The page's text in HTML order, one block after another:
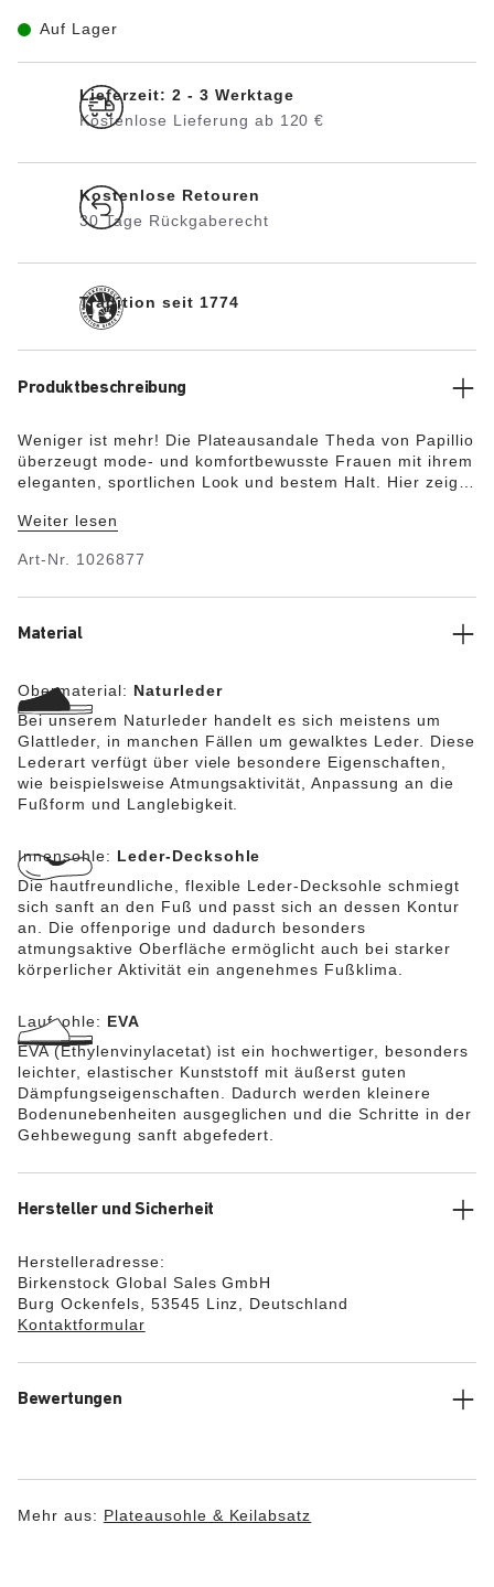
Auf Lager
Lieferzeit: 2 - 3 Werktage
Kostenlose Lieferung ab 120 €
Kostenlose Retouren
30 Tage Rückgaberecht
Tradition seit 1774
Produktbeschreibung
Weniger ist mehr! Die Plateausandale Theda von Papillio
überzeugt mode- und komfortbewusste Frauen mit ihrem
eleganten, sportlichen Look und bestem Halt. Hier zeigt
hochwertigen Version. Das Exquisit-Fußbett ist komplett
außergewöhnlich hohen Tragekomfort. Das Obermaterial
Weiter lesen
Art-Nr. 1026877
Material
Obermaterial: Naturleder
Bei unserem Naturleder handelt es sich meistens um
Glattleder, in manchen Fällen um gewalktes Leder. Diese
Lederart verfügt über viele besondere Eigenschaften,
wie beispielsweise Atmungsaktivität, Anpassung an die
Fußform und Langlebigkeit.
Innensohle: Leder-Decksohle
Die hautfreundliche, flexible Leder-Decksohle schmiegt
sich sanft an den Fuß und passt sich an dessen Kontur
an. Die offenporige und dadurch besonders
atmungsaktive Oberfläche ermöglicht auch bei starker
körperlicher Aktivität ein angenehmes Fußklima.
Laufsohle: EVA
EVA (Ethylenvinylacetat) ist ein hochwertiger, besonders
leichter, elastischer Kunststoff mit äußerst guten
Dämpfungseigenschaften. Dadurch werden kleinere
Bodenunebenheiten ausgeglichen und die Schritte in der
Gehbewegung sanft abgefedert.
Hersteller und Sicherheit
Herstelleradresse:
Birkenstock Global Sales GmbH
Burg Ockenfels, 53545 Linz, Deutschland
Kontaktformular
Bewertungen
Mehr aus: Plateausohle & Keilabsatz